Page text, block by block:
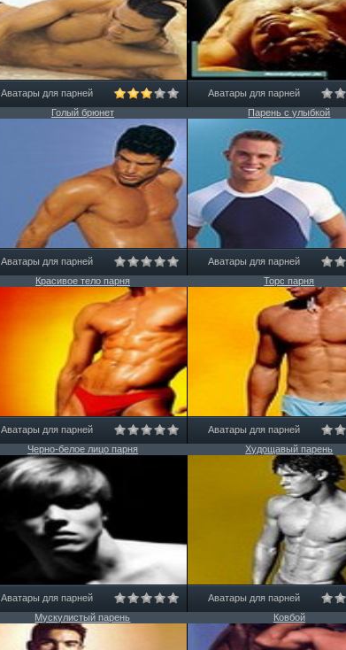
Аватары для парней
Аватары для парней
Голый брюнет
Аватары для парней
Парень с улыбкой
Аватары для парней
Красивое тело парня
Аватары для парней
Торс парня
Аватары для парней
Черно-белое лицо парня
Аватары для парней
Худощавый парень
Аватары для парней
Мускулистый парень Ковбой